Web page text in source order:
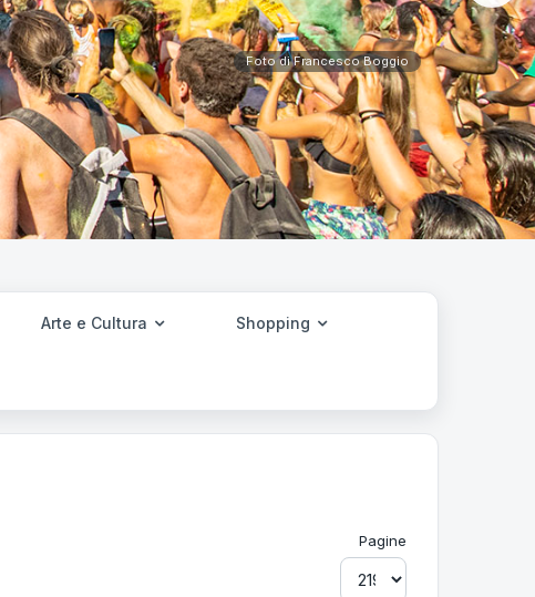
Foto di Francesco Boggio
Arte e Cultura Shopping
Pagine